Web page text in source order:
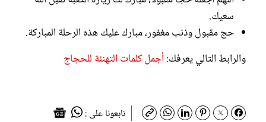
سعيك.
حج مقبول وذنب مغفور، مبارك عليك هذه الرحلة المباركة.
والرابط التالي يعرفك:أجمل كلمات التهنئة للحجاج
تابعونا على :